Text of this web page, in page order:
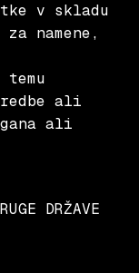
v skladu
namene,
ali
ali
DRŽAVE